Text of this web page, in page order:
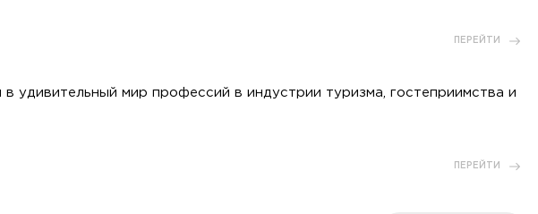
ПЕРЕЙТИ
мир профессий в индустрии туризма, гостеприимства и
ПЕРЕЙТИ